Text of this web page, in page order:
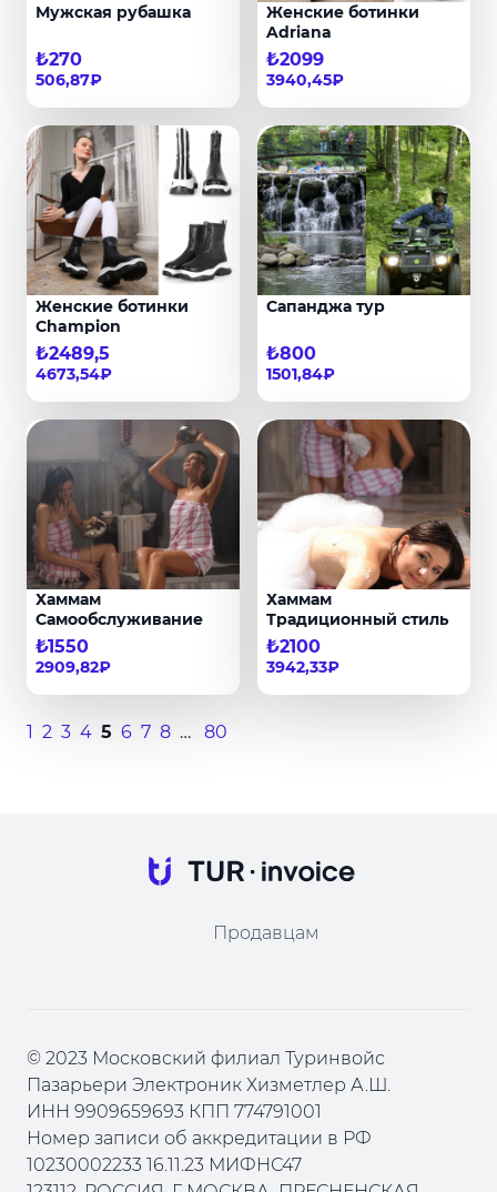
Мужская рубашка
₺270
506,87₽
Женские ботинки
Adriana
₺2099
3940,45₽
Женские ботинки
Champion
₺2489,5
4673,54₽
Сапанджа тур
₺800
1501,84₽
Хаммам
Cамообслуживание
₺1550
2909,82₽
Хаммам
Традиционный стиль
₺2100
3942,33₽
1 2 3 4 5 6 7 8 … 80
Продавцам
© 2023 Московский филиал Туринвойс
Пазарьери Электроник Хизметлер А.Ш.
ИНН 9909659693 КПП 774791001
Номер записи об аккредитации в РФ
10230002233 16.11.23 МИФНС47